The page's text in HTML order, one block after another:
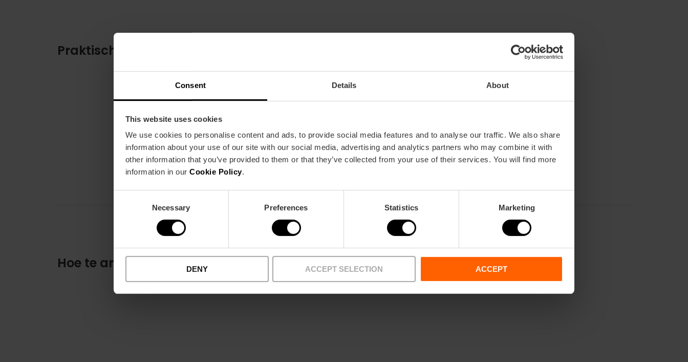
Consent Details About
This website uses cookies
We use cookies to personalise content and ads, to provide social media features and to analyse our traffic. We also share
information about your use of our site with our social media, advertising and analytics partners who may combine it with
other information that you’ve provided to them or that they’ve collected from your use of their services. You will find more
information in our Cookie Policy.
Necessary Preferences Statistics Marketing
DENY ACCEPT SELECTION ACCEPT
Praktische informatie
Dinsdag t/m zaterdag van 10:00 tot 14:00 uur en van 15:00 tot 19:00 uur.
Tickets
Gratis.
Hoe te arriveren Metro Bus
71,
81